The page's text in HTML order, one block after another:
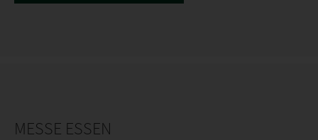
MESSE ESSEN